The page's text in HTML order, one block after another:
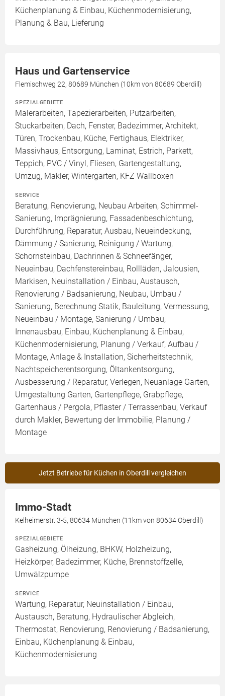
Küchenplanung & Einbau, Küchenmodernisierung,
Planung & Bau, Lieferung
Haus und Gartenservice
Flemischweg 22, 80689 München (10km von 80689 Oberdill)
SPEZIALGEBIETE
Malerarbeiten, Tapezierarbeiten, Putzarbeiten,
Stuckarbeiten, Dach, Fenster, Badezimmer, Architekt,
Türen, Trockenbau, Küche, Fertighaus, Elektriker,
Massivhaus, Entsorgung, Laminat, Estrich, Parkett,
Teppich, PVC / Vinyl, Fliesen, Gartengestaltung,
Umzug, Makler, Wintergarten, KFZ Wallboxen
SERVICE
Beratung, Renovierung, Neubau Arbeiten, Schimmel-
Sanierung, Imprägnierung, Fassadenbeschichtung,
Durchführung, Reparatur, Ausbau, Neueindeckung,
Dämmung / Sanierung, Reinigung / Wartung,
Schornsteinbau, Dachrinnen & Schneefänger,
Neueinbau, Dachfenstereinbau, Rollläden, Jalousien,
Markisen, Neuinstallation / Einbau, Austausch,
Renovierung / Badsanierung, Neubau, Umbau /
Sanierung, Berechnung Statik, Bauleitung, Vermessung,
Neueinbau / Montage, Sanierung / Umbau,
Innenausbau, Einbau, Küchenplanung & Einbau,
Küchenmodernisierung, Planung / Verkauf, Aufbau /
Montage, Anlage & Installation, Sicherheitstechnik,
Nachtspeicherentsorgung, Öltankentsorgung,
Ausbesserung / Reparatur, Verlegen, Neuanlage Garten,
Umgestaltung Garten, Gartenpflege, Grabpflege,
Gartenhaus / Pergola, Pflaster / Terrassenbau, Verkauf
durch Makler, Bewertung der Immobilie, Planung /
Montage
Jetzt Betriebe für Küchen in Oberdill vergleichen
Immo-Stadt
Kelheimerstr. 3-5, 80634 München (11km von 80634 Oberdill)
SPEZIALGEBIETE
Gasheizung, Ölheizung, BHKW, Holzheizung,
Heizkörper, Badezimmer, Küche, Brennstoffzelle,
Umwälzpumpe
SERVICE
Wartung, Reparatur, Neuinstallation / Einbau,
Austausch, Beratung, Hydraulischer Abgleich,
Thermostat, Renovierung, Renovierung / Badsanierung,
Einbau, Küchenplanung & Einbau,
Küchenmodernisierung